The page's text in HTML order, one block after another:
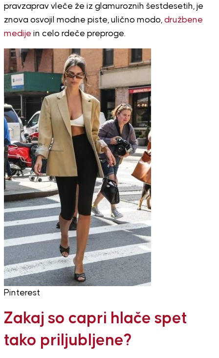
pravzaprav vleče že iz glamuroznih šestdesetih, je
znova osvojil modne piste, ulično modo, družbene
medije in celo rdeče preproge.
Pinterest
Zakaj so capri hlače spet
tako priljubljene?